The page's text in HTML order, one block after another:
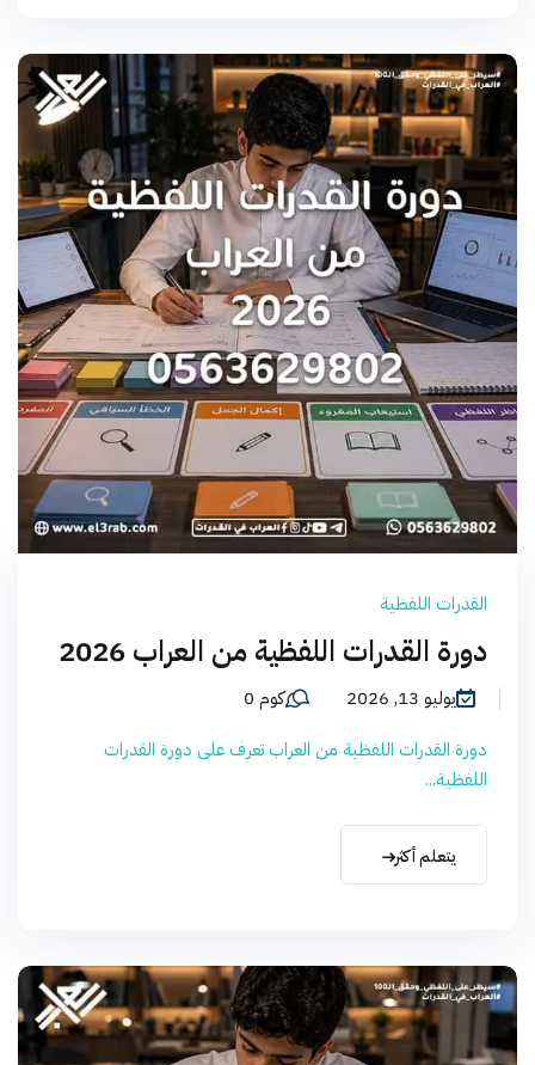
القدرات اللفظية
دورة القدرات اللفظية من العراب 2026
يوليو 13, 2026
كوم 0
دورة القدرات اللفظية من العراب تعرف على دورة القدرات
اللفظية...
يتعلم أكثر